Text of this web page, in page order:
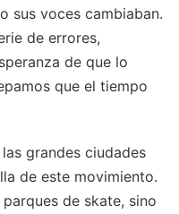
sus voces cambiaban.
de errores,
de que lo
que el tiempo
grandes ciudades
de este movimiento.
de skate, sino